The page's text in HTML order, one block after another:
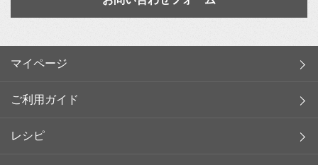
マイページ
ご利用ガイド
レシピ